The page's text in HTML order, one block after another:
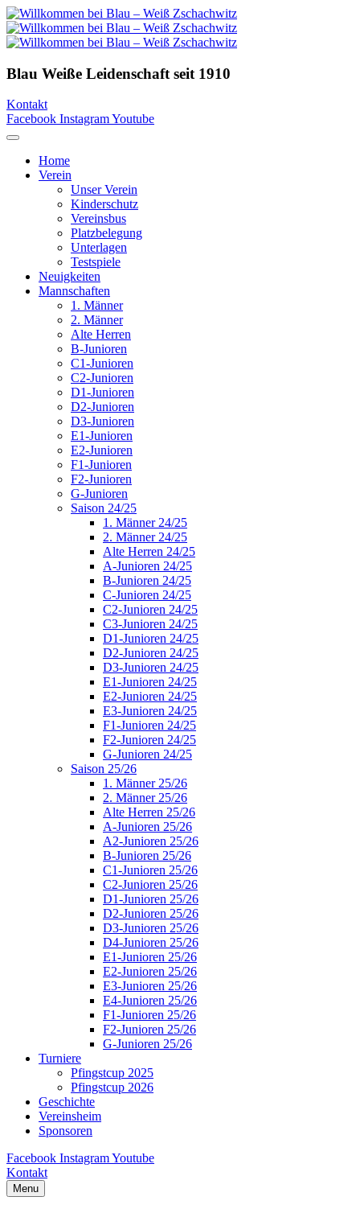
Blau Weiße Leidenschaft seit 1910
Kontakt
Facebook InstagramYoutube
Home
Verein
Unser Verein
Kinderschutz
Vereinsbus
Platzbelegung
Unterlagen
Testspiele
Neuigkeiten
Mannschaften
1. Männer
2. Männer
Alte Herren
B-Junioren
C1-Junioren
C2-Junioren
D1-Junioren
D2-Junioren
D3-Junioren
E1-Junioren
E2-Junioren
F1-Junioren
F2-Junioren
G-Junioren
Saison 24/25
1. Männer 24/25
2. Männer 24/25
Alte Herren 24/25
A-Junioren 24/25
B-Junioren 24/25
C-Junioren 24/25
C2-Junioren 24/25
C3-Junioren 24/25
D1-Junioren 24/25
D2-Junioren 24/25
D3-Junioren 24/25
E1-Junioren 24/25
E2-Junioren 24/25
E3-Junioren 24/25
F1-Junioren 24/25
F2-Junioren 24/25
G-Junioren 24/25
Saison 25/26
1. Männer 25/26
2. Männer 25/26
Alte Herren 25/26
A-Junioren 25/26
A2-Junioren 25/26
B-Junioren 25/26
C1-Junioren 25/26
C2-Junioren 25/26
D1-Junioren 25/26
D2-Junioren 25/26
D3-Junioren 25/26
D4-Junioren 25/26
E1-Junioren 25/26
E2-Junioren 25/26
E3-Junioren 25/26
E4-Junioren 25/26
F1-Junioren 25/26
F2-Junioren 25/26
G-Junioren 25/26
Turniere
Pfingstcup 2025
Pfingstcup 2026
Geschichte
Vereinsheim
Sponsoren
Facebook InstagramYoutube
Kontakt
Menu